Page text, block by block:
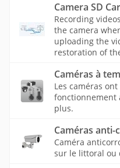
Camera SD
Recording
the camera
uploading the
restoration of
Caméras à
Les caméras
fonctionnement
plus.
Caméras
Caméra
sur le littoral ou